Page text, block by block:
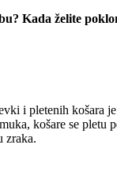
Kada želite
i pletenih košara
košare se
zraka.